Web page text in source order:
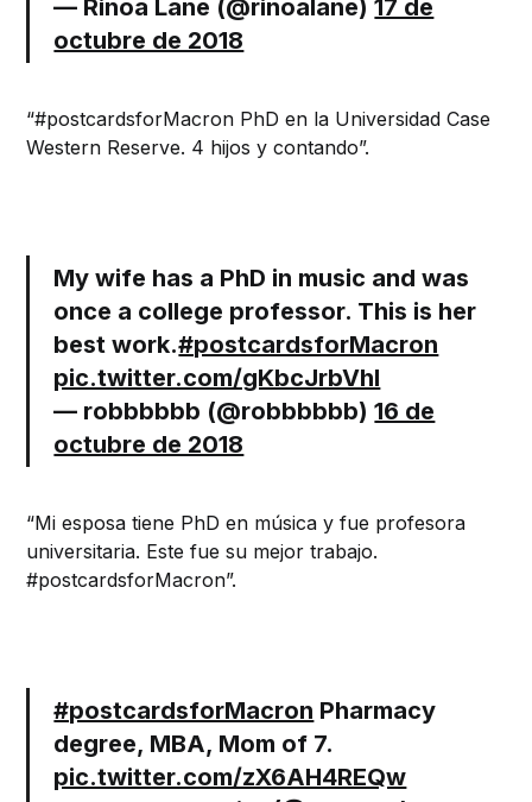
— Rinoa Lane (@rinoalane)17 de
octubre de 2018
“#postcardsforMacron PhD en la Universidad Case
Western Reserve. 4 hijos y contando”.
My wife has a PhD in music and was
once a college professor. This is her
best work.#postcardsforMacron
pic.twitter.com/gKbcJrbVhI
— robbbbbb (@robbbbbb)16 de
octubre de 2018
“Mi esposa tiene PhD en música y fue profesora
universitaria. Este fue su mejor trabajo.
#postcardsforMacron”.
#postcardsforMacron Pharmacy
degree, MBA, Mom of 7.
pic.twitter.com/zX6AH4REQw